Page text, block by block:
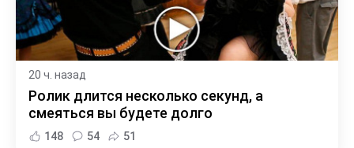
20 ч. назад
Ролик длится несколько секунд, а
смеяться вы будете долго
148 54 51